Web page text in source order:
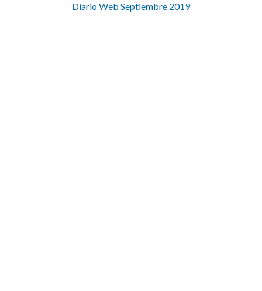
Diario Web Septiembre 2019